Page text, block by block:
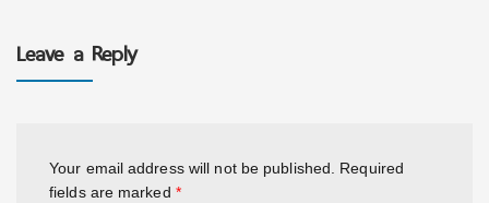
Leave a Reply
Your email address will not be published.
Required
fields are marked *